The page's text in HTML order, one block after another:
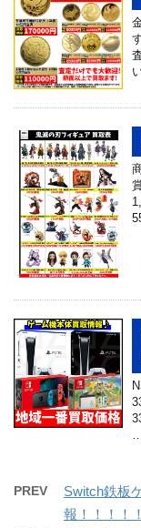
PREV
Switch鉄板
報！！！！